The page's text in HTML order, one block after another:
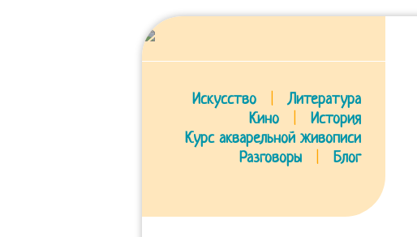
Искусство
Литература
Кино
История
Курс акварельной живописи
Разговоры
Блог